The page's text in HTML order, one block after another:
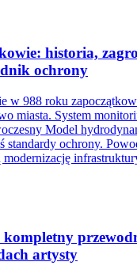
historia,
ochrony
w 988 roku
miasta. System
Model
standardy ochrony.
modernizację
kompletny
artysty